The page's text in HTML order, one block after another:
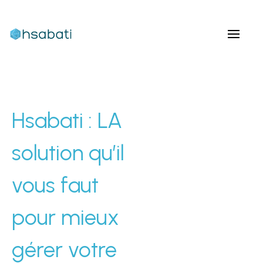
Hsabati : LA
solution qu’il
vous faut
pour mieux
gérer votre